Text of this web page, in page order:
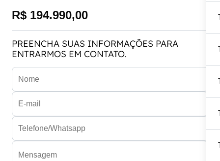
R$ 194.990,00
PREENCHA SUAS INFORMAÇÕES PARA
ENTRARMOS EM CONTATO.